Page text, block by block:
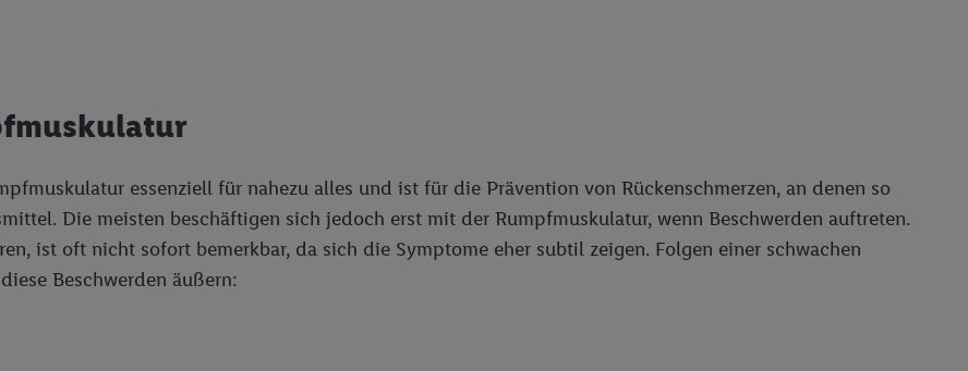
essenziell für nahezu alles und ist für die Prävention von Rückenschmerzen, an denen so
Die meisten beschäftigen sich jedoch erst mit der Rumpfmuskulatur, wenn Beschwerden auftreten.
ist oft nicht sofort bemerkbar, da sich die Symptome eher subtil zeigen. Folgen einer schwachen
Beschwerden äußern: